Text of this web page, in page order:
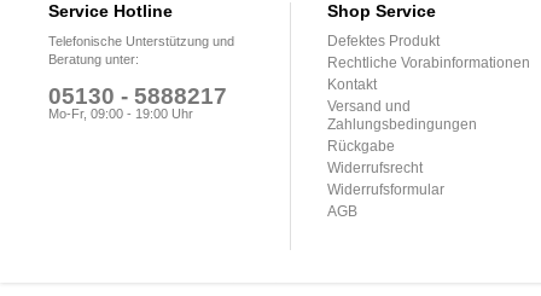
Service Hotline
Telefonische Unterstützung und
Beratung unter:
05130 - 5888217
Mo-Fr, 09:00 - 19:00 Uhr
Shop Service
Defektes Produkt
Rechtliche Vorabinformationen
Kontakt
Versand und
Zahlungsbedingungen
Rückgabe
Widerrufsrecht
Widerrufsformular
AGB